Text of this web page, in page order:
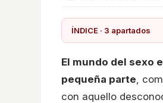
ÍNDICE · 3 apartados
El mundo del sexo
pequeña parte ,
con aquello